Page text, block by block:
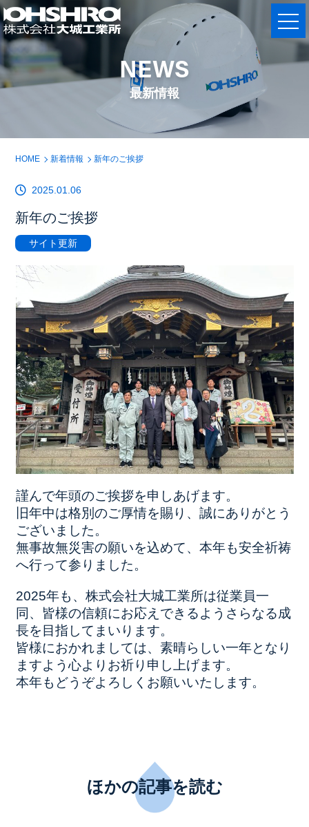
NEWS
最新情報
HOME 新着情報 新年のご挨拶
2025.01.06
新年のご挨拶
サイト更新
謹んで年頭のご挨拶を申しあげます。
旧年中は格別のご厚情を賜り、誠にありがとう
ございました。
無事故無災害の願いを込めて、本年も安全祈祷
へ行って参りました。
2025年も、株式会社大城工業所は従業員一
同、皆様の信頼にお応えできるようさらなる成
長を目指してまいります。
皆様におかれましては、素晴らしい一年となり
ますよう心よりお祈り申し上げます。
本年もどうぞよろしくお願いいたします。
ほかの記事を読む